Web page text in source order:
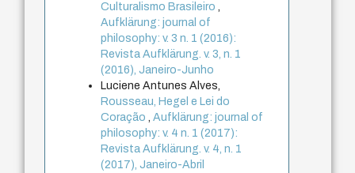
Culturalismo Brasileiro,
Aufklärung: journal of
philosophy: v. 3 n. 1 (2016):
Revista Aufklärung. v. 3, n. 1
(2016), Janeiro-Junho
Luciene Antunes Alves,
Rousseau, Hegel e Lei do
Coração,Aufklärung: journal of
philosophy: v. 4 n. 1 (2017):
Revista Aufklärung. v. 4, n. 1
(2017), Janeiro-Abril